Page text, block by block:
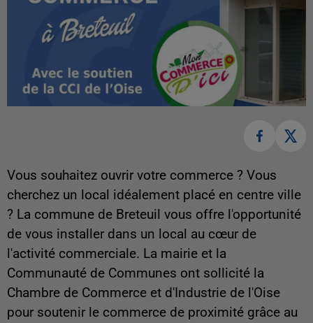
Vous souhaitez ouvrir votre commerce ? Vous
cherchez un local idéalement placé en centre ville
? La commune de Breteuil vous offre l'opportunité
de vous installer dans un local au cœur de
l'activité commerciale. La mairie et la
Communauté de Communes ont sollicité la
Chambre de Commerce et d'Industrie de l'Oise
pour soutenir le commerce de proximité grâce au